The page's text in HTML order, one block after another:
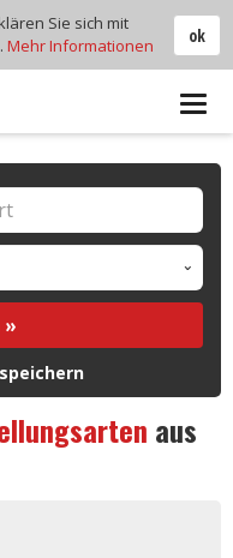
»
aus
ok
Sie sich mit
Mehr Informationen